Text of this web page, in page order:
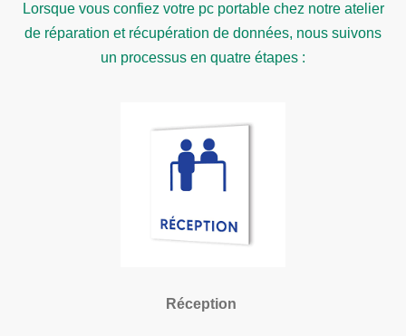
Lorsque vous confiez votre pc portable chez notre atelier
de réparation et récupération de données, nous suivons
un processus en quatre étapes :
Réception